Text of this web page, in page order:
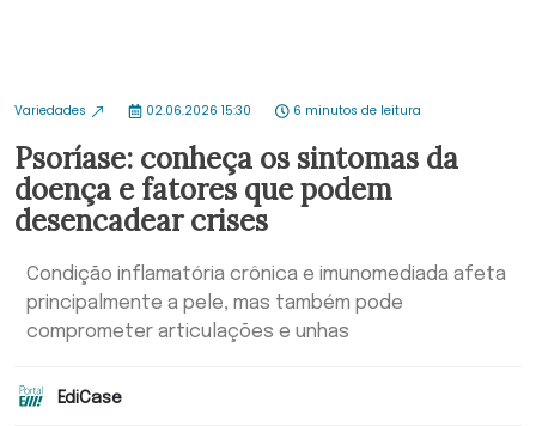
Variedades 02.06.2026 15:30 6 minutos de leitura
Psoríase: conheça os sintomas da
doença e fatores que podem
desencadear crises
Condição inflamatória crônica e imunomediada afeta
principalmente a pele, mas também pode
comprometer articulações e unhas
EdiCase